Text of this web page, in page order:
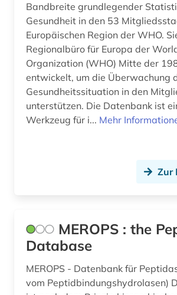
architekt (2)
architektur (16)
archiv (14)
archäobotanik (1)
archäologie (9)
arizona (1)
arktis (1)
Serbien (2)
Skandinavien (3)
Slowakei (3)
Slowenien (4)
Spanien (5)
Thueringen (3)
Tuerkei (2)
Bandbreite grundlegender
Gesundheit in den 53
Europäischen Region der WHO.
Regionalbüro für Europa der
Organization (WHO) Mitte der
entwickelt, um die Überwachung
Gesundheitssituation in den
unterstützen. Die Datenbank ist
Werkzeug für i... Mehr
Zur
MEROPS : the
Database
MEROPS - Datenbank für
vom Peptidbindungshydrolasen)